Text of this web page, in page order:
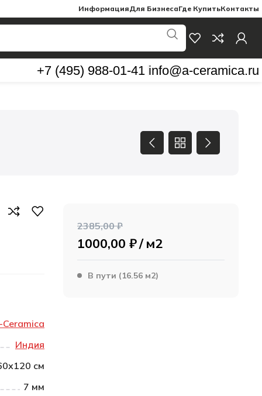
ИнформацияДля БизнесаГде КупитьКонтакты
+7 (495) 988-01-41 info@a-ceramica.ru
Индия
см
7 мм
2385,00₽
1000,00 ₽ м2
В пути (16.56 м2)